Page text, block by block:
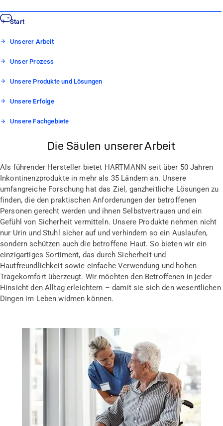
Start
Unserer Arbeit
Unser Prozess
Unsere Produkte und Lösungen
Unsere Erfolge
Unsere Fachgebiete
Die Säulen unserer Arbeit
Als führender Hersteller bietet HARTMANN seit über 50 Jahren
Inkontinenzprodukte in mehr als 35 Ländern an. Unsere
umfangreiche Forschung hat das Ziel, ganzheitliche Lösungen zu
finden, die den praktischen Anforderungen der betroffenen
Personen gerecht werden und ihnen Selbstvertrauen und ein
Gefühl von Sicherheit vermitteln. Unsere Produkte nehmen nicht
nur Urin und Stuhl sicher auf und verhindern so ein Auslaufen,
sondern schützen auch die betroffene Haut. So bieten wir ein
einzigartiges Sortiment, das durch Sicherheit und
Hautfreundlichkeit sowie einfache Verwendung und hohen
Tragekomfort überzeugt. Wir möchten den Betroffenen in jeder
Hinsicht den Alltag erleichtern – damit sie sich den wesentlichen
Dingen im Leben widmen können.